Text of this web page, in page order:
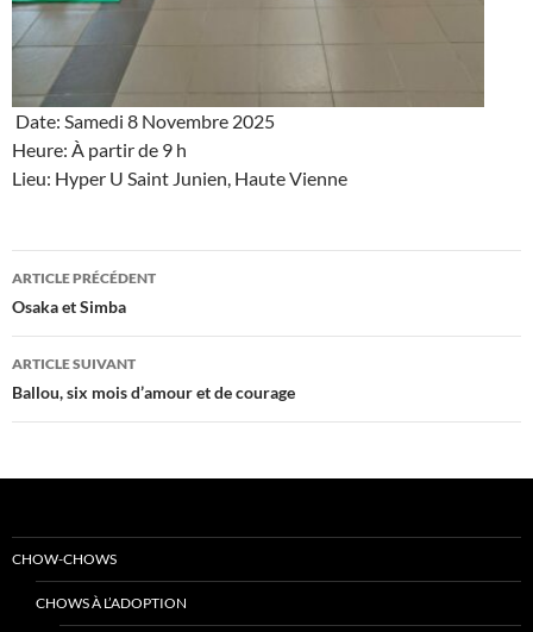
Date: Samedi 8 Novembre 2025
Heure: À partir de 9 h
Lieu: Hyper U Saint Junien, Haute Vienne
Navigation
des
articles
ARTICLE PRÉCÉDENT
Osaka et Simba
ARTICLE SUIVANT
Ballou, six mois d’amour et de courage
CHOW-CHOWS
CHOWS À L’ADOPTION